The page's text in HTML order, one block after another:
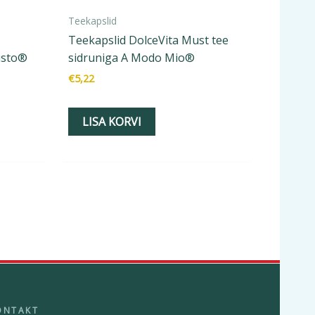
Teekapslid
Teekapslid DolceVita Must tee
sidruniga A Modo Mio®
€5,22
LISA KORVI